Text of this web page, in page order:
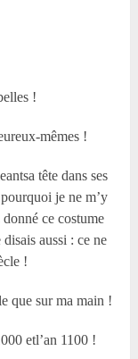
!
mêmes !
tête dans ses
je ne m’y
ce costume
aussi : ce ne
!
que sur ma main !
etl’an 1100 !